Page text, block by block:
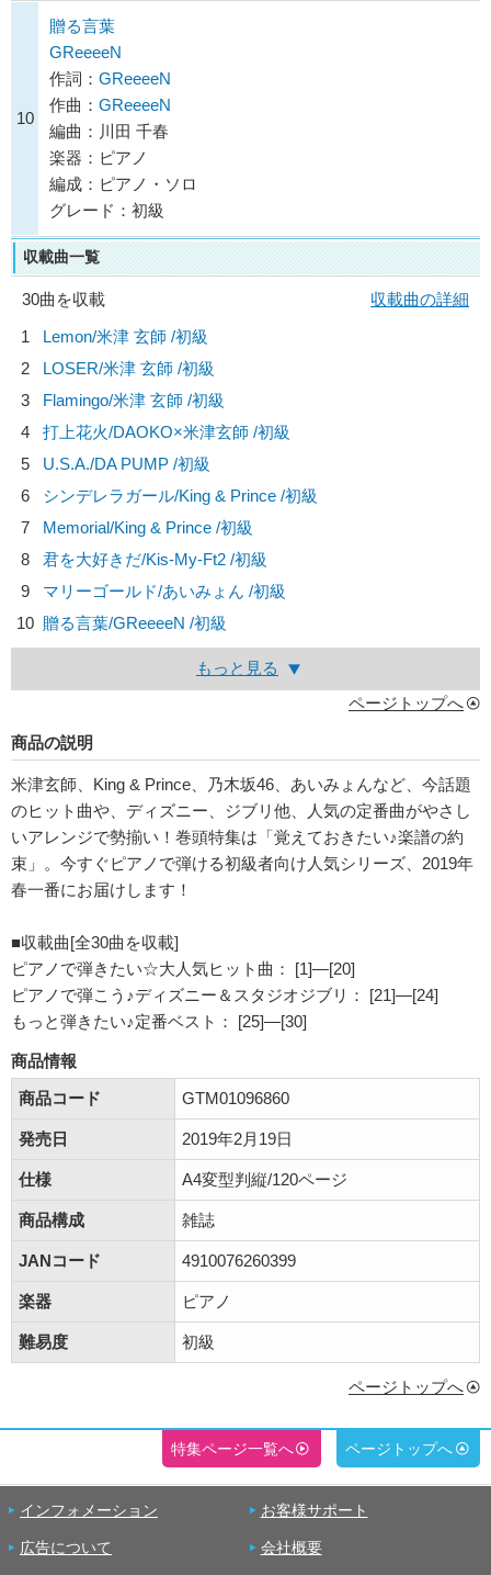
10
贈る言葉
GReeeeN
作詞： GReeeeN
作曲： GReeeeN
編曲：川田 千春
楽器：ピアノ
編成：ピアノ・ソロ
グレード：初級
収載曲一覧
30曲を収載
収載曲の詳細
1
Lemon/米津 玄師 /初級
2
LOSER/米津 玄師 /初級
3
Flamingo/米津 玄師 /初級
4
打上花火/DAOKO×米津玄師 /初級
5
U.S.A./DA PUMP /初級
6
シンデレラガール/King & Prince /初級
7
Memorial/King & Prince /初級
8
君を大好きだ/Kis-My-Ft2 /初級
9
マリーゴールド/あいみょん /初級
10 贈る言葉/GReeeeN /初級
もっと見る
ページトップへ
商品の説明
米津玄師、King & Prince、乃木坂46、あいみょんなど、今話題
のヒット曲や、ディズニー、ジブリ他、人気の定番曲がやさし
いアレンジで勢揃い！巻頭特集は「覚えておきたい♪楽譜の約
束」。今すぐピアノで弾ける初級者向け人気シリーズ、2019年
春一番にお届けします！
■収載曲[全30曲を収載]
ピアノで弾きたい☆大人気ヒット曲： [1]―[20]
ピアノで弾こう♪ディズニー＆スタジオジブリ： [21]―[24]
もっと弾きたい♪定番ベスト： [25]―[30]
商品情報
商品コード
GTM01096860
発売日 2019年2月19日
仕様 A4変型判縦/120ページ
商品構成 雑誌
JANコード 4910076260399
楽器 ピアノ
難易度 初級
ページトップへ
特集ページ一覧へ ページトップへ
インフォメーション お客様サポート
広告について 会社概要